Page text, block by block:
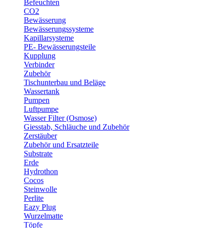
Befeuchten
CO2
Bewässerung
Bewässerungssysteme
Kapillarsysteme
PE- Bewässerungsteile
Kupplung
Verbinder
Zubehör
Tischunterbau und Beläge
Wassertank
Pumpen
Luftpumpe
Wasser Filter (Osmose)
Giesstab, Schläuche und Zubehör
Zerstäuber
Zubehör und Ersatzteile
Substrate
Erde
Hydrothon
Cocos
Steinwolle
Perlite
Eazy Plug
Wurzelmatte
Töpfe